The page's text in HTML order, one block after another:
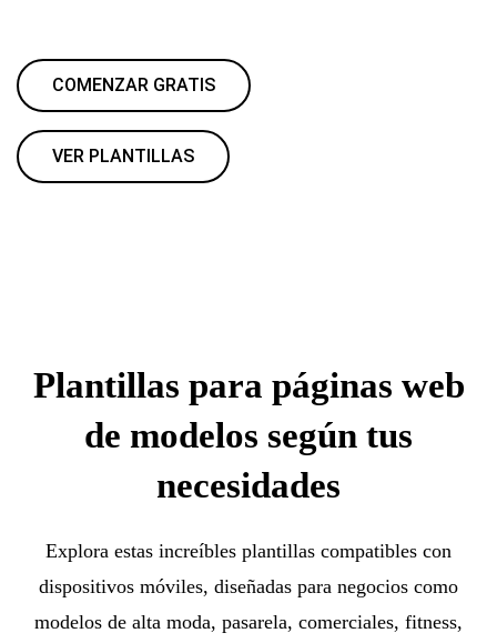
COMENZAR GRATIS
VER PLANTILLAS
Plantillas para páginas web
de modelos según tus
necesidades
Explora estas increíbles plantillas compatibles con
dispositivos móviles, diseñadas para negocios como
modelos de alta moda, pasarela, comerciales, fitness,